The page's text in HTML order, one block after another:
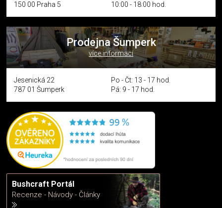
150 00 Praha 5
10:00 - 18:00 hod.
Prodejna Šumperk
více informací
Jesenická 22
787 01 Šumperk
Po - Čt: 13 - 17 hod.
Pá: 9 - 17 hod.
Bushcraft Portál
Recenze - Návody - Články